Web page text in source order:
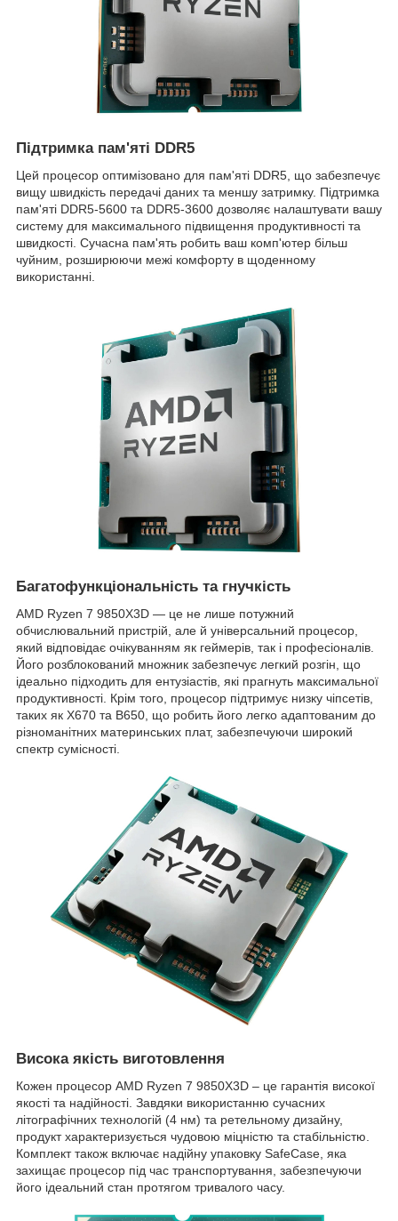
Підтримка пам'яті DDR5
Цей процесор оптимізовано для пам'яті DDR5, що забезпечує
вищу швидкість передачі даних та меншу затримку. Підтримка
пам'яті DDR5-5600 та DDR5-3600 дозволяє налаштувати вашу
систему для максимального підвищення продуктивності та
швидкості. Сучасна пам'ять робить ваш комп'ютер більш
чуйним, розширюючи межі комфорту в щоденному
використанні.
Багатофункціональність та гнучкість
AMD Ryzen 7 9850X3D — це не лише потужний
обчислювальний пристрій, але й універсальний процесор,
який відповідає очікуванням як геймерів, так і професіоналів.
Його розблокований множник забезпечує легкий розгін, що
ідеально підходить для ентузіастів, які прагнуть максимальної
продуктивності. Крім того, процесор підтримує низку чіпсетів,
таких як X670 та B650, що робить його легко адаптованим до
різноманітних материнських плат, забезпечуючи широкий
спектр сумісності.
Висока якість виготовлення
Кожен процесор AMD Ryzen 7 9850X3D – це гарантія високої
якості та надійності. Завдяки використанню сучасних
літографічних технологій (4 нм) та ретельному дизайну,
продукт характеризується чудовою міцністю та стабільністю.
Комплект також включає надійну упаковку SafeCase, яка
захищає процесор під час транспортування, забезпечуючи
його ідеальний стан протягом тривалого часу.